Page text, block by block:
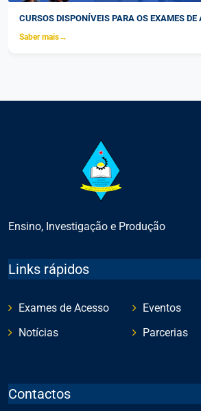
CURSOS DISPONÍVEIS PARA OS EXAMES DE
Saber mais→
Ensino, Investigação e Produção
Links rápidos
Exames de Acesso
Notícias
Eventos
Parcerias
Contactos